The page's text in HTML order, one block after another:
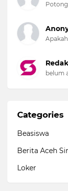
belum
Categories
Beasiswa
Berita Aceh
Loker